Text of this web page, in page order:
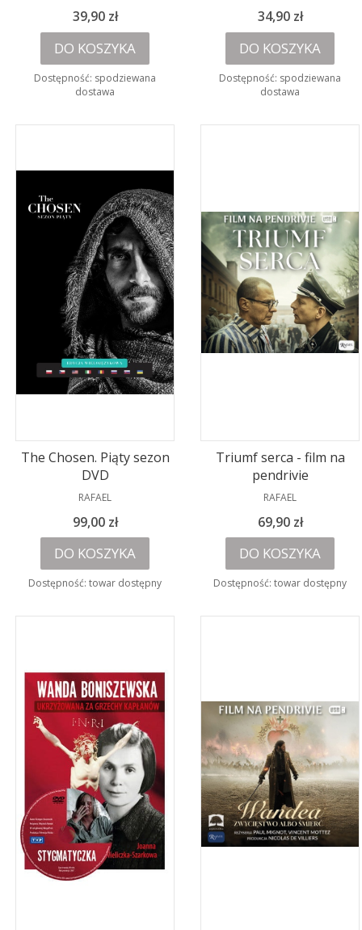
Cena
39,90 zł
DO KOSZYKA
Dostępność: spodziewana
dostawa
Cena
34,90 zł
DO KOSZYKA
Dostępność: spodziewana
dostawa
The Chosen. Piąty sezon
DVD
PRODUCENT
RAFAEL
Cena
99,00 zł
DO KOSZYKA
Dostępność: towar dostępny
Triumf serca - film na
pendrivie
PRODUCENT
RAFAEL
Cena
69,90 zł
DO KOSZYKA
Dostępność: towar dostępny